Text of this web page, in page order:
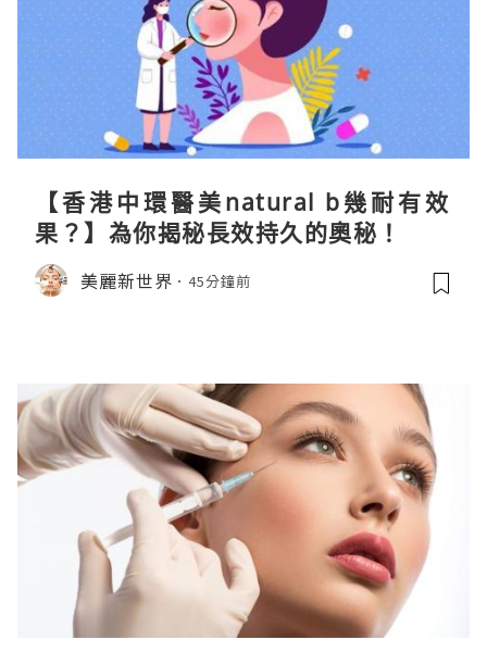
【香港中環醫美natural b幾耐有效
果？】為你揭秘長效持久的奧秘！
美麗新世界 45分鐘前